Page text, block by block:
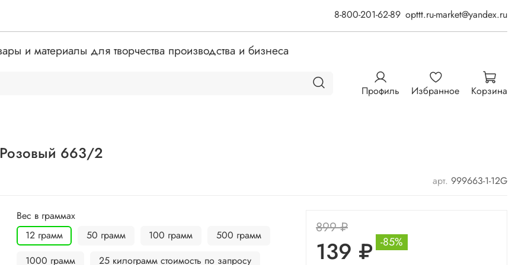
8-800-201-62-89 opttt.ru-market@yandex.ru
и материалы для творчества производства и бизнеса
Профиль Избранное Корзина
663/2
арт. 999663-1-12G
Вес в граммах
12 грамм
50 грамм 100 грамм
500 грамм
1000 грамм
25 килограмм стоимость по запросу
899 ₽
139 ₽ -85%